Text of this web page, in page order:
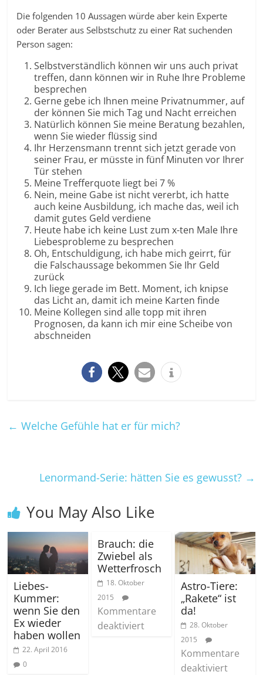
Die folgenden 10 Aussagen würde aber kein Experte
oder Berater aus Selbstschutz zu einer Rat suchenden
Person sagen:
Selbstverständlich können wir uns auch privat
treffen, dann können wir in Ruhe Ihre Probleme
besprechen
Gerne gebe ich Ihnen meine Privatnummer, auf
der können Sie mich Tag und Nacht erreichen
Natürlich können Sie meine Beratung bezahlen,
wenn Sie wieder flüssig sind
Ihr Herzensmann trennt sich jetzt gerade von
seiner Frau, er müsste in fünf Minuten vor Ihrer
Tür stehen
Meine Trefferquote liegt bei 7 %
Nein, meine Gabe ist nicht vererbt, ich hatte
auch keine Ausbildung, ich mache das, weil ich
damit gutes Geld verdiene
Heute habe ich keine Lust zum x-ten Male Ihre
Liebesprobleme zu besprechen
Oh, Entschuldigung, ich habe mich geirrt, für
die Falschaussage bekommen Sie Ihr Geld
zurück
Ich liege gerade im Bett. Moment, ich knipse
das Licht an, damit ich meine Karten finde
Meine Kollegen sind alle topp mit ihren
Prognosen, da kann ich mir eine Scheibe von
abschneiden
← Welche Gefühle hat er für mich?
Lenormand-Serie: hätten Sie es gewusst? →
You May Also Like
Liebes-
Kummer:
wenn Sie den
Ex wieder
haben wollen
22. April 2016
0
Brauch: die
Zwiebel als
Wetterfrosch
18. Oktober
2015
Kommentare
deaktiviert
Astro-Tiere:
„Rakete“ ist
da!
28. Oktober
2015
Kommentare
deaktiviert